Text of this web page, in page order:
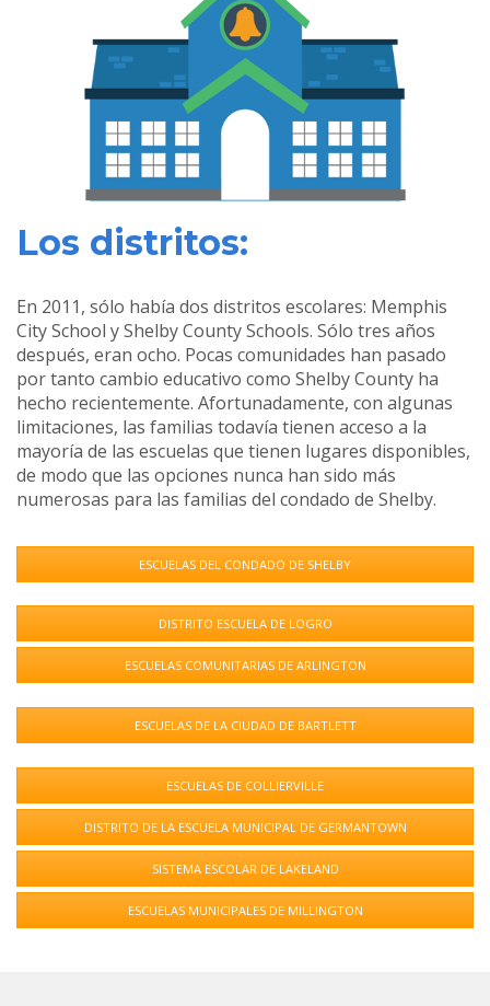
Los distritos:
En 2011, sólo había dos distritos escolares: Memphis
City School y Shelby County Schools. Sólo tres años
después, eran ocho. Pocas comunidades han pasado
por tanto cambio educativo como Shelby County ha
hecho recientemente. Afortunadamente, con algunas
limitaciones, las familias todavía tienen acceso a la
mayoría de las escuelas que tienen lugares disponibles,
de modo que las opciones nunca han sido más
numerosas para las familias del condado de Shelby.
ESCUELAS DEL CONDADO DE SHELBY
DISTRITO ESCUELA DE LOGRO
ESCUELAS COMUNITARIAS DE ARLINGTON
ESCUELAS DE LA CIUDAD DE BARTLETT
ESCUELAS DE COLLIERVILLE
DISTRITO DE LA ESCUELA MUNICIPAL DE GERMANTOWN
SISTEMA ESCOLAR DE LAKELAND
ESCUELAS MUNICIPALES DE MILLINGTON